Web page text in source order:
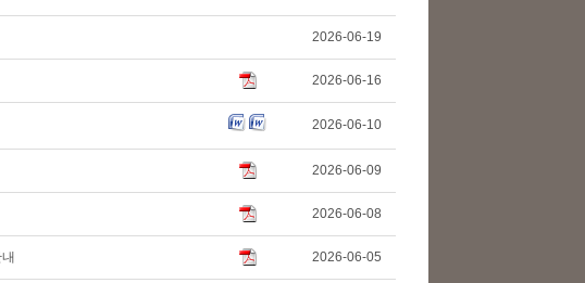
2026-06-19
2026-06-16
2026-06-10
2026-06-09
2026-06-08
2026-06-05